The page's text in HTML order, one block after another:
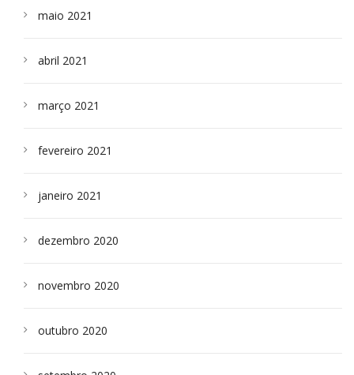
maio 2021
abril 2021
março 2021
fevereiro 2021
janeiro 2021
dezembro 2020
novembro 2020
outubro 2020